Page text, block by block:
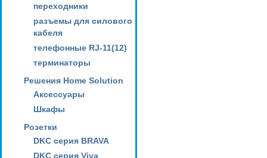
переходники
разъемы для силового
кабеля
телефонные RJ-11(12)
терминаторы
Решения Home Solution
Аксессуары
Шкафы
Розетки
DKC серия BRAVA
DKC серия Viva